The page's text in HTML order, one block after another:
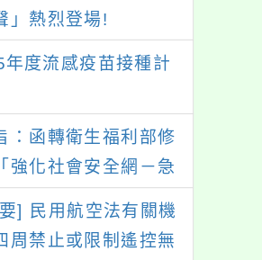
」熱烈登場!
年度流感疫苗接種計
：函轉衛生福利部修
強化社會安全網－急
困實施方案」一案，
考運用，請查照。
] 民用航空法有關機
周禁止或限制遙控無